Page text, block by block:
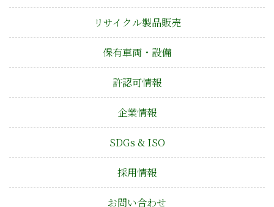
リサイクル製品販売
保有車両・設備
許認可情報
企業情報
SDGs & ISO
採用情報
お問い合わせ